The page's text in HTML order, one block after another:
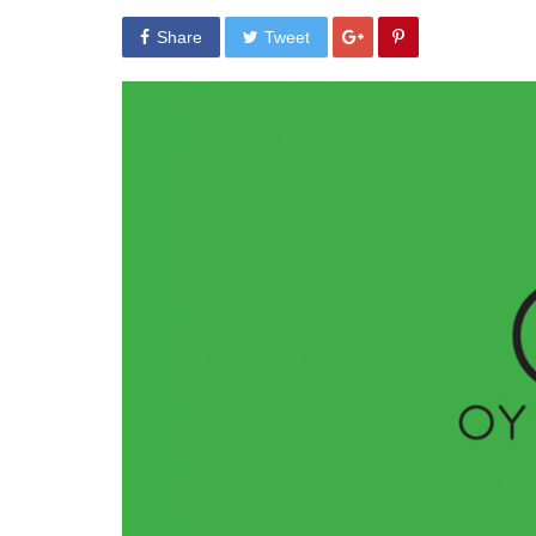
Share Tweet